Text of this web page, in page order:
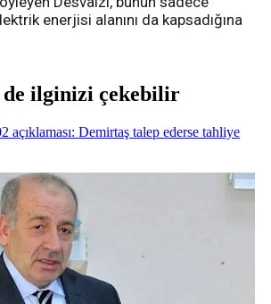
enerjisi alanını da kapsadığına
ilginizi çekebilir
açıklaması: Demirtaş talep ederse tahliye